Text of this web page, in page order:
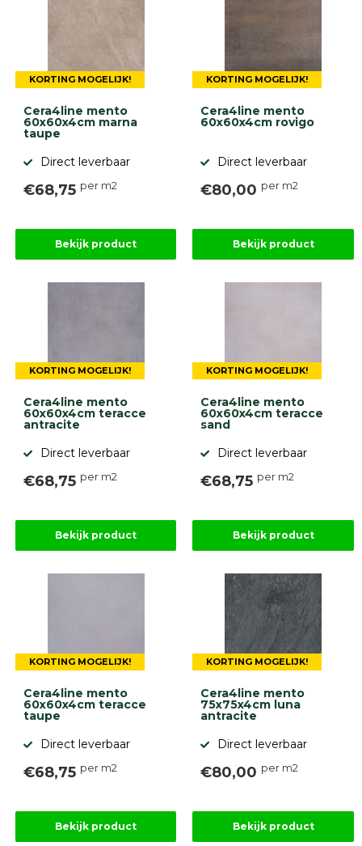
KORTING MOGELIJK!
Cera4line mento
60x60x4cm marna
taupe
Direct leverbaar
€68,75 per m2
Bekijk product
KORTING MOGELIJK!
Cera4line mento
60x60x4cm rovigo
Direct leverbaar
€80,00 per m2
Bekijk product
KORTING MOGELIJK!
Cera4line mento
60x60x4cm teracce
antracite
Direct leverbaar
€68,75 per m2
Bekijk product
KORTING MOGELIJK!
Cera4line mento
60x60x4cm teracce
sand
Direct leverbaar
€68,75 per m2
Bekijk product
KORTING MOGELIJK!
Cera4line mento
60x60x4cm teracce
taupe
Direct leverbaar
€68,75 per m2
Bekijk product
KORTING MOGELIJK!
Cera4line mento
75x75x4cm luna
antracite
Direct leverbaar
€80,00 per m2
Bekijk product